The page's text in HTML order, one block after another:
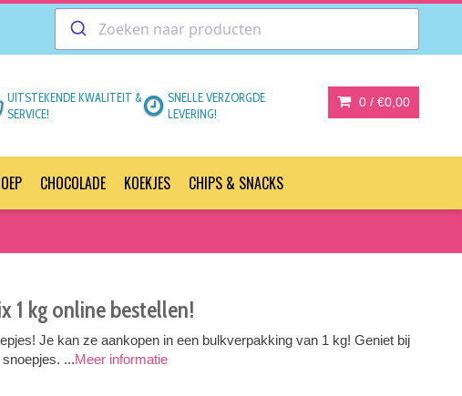
UITSTEKENDE KWALITEIT &
SERVICE!
SNELLE VERZORGDE
LEVERING!
0 / €0,00
CHOCOLADE KOEKJES CHIPS & SNACKS
1 kg online bestellen!
Je kan ze aankopen in een bulkverpakking van 1 kg! Geniet bij
...Meer informatie